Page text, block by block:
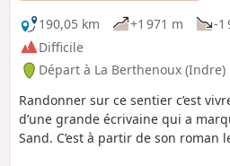
190,05 km
+1 971 m -1
Difficile
Départ à La Berthenoux (Indre)
Randonner sur ce sentier c’est
d’une grande écrivaine qui a
Sand. C’est à partir de son roman